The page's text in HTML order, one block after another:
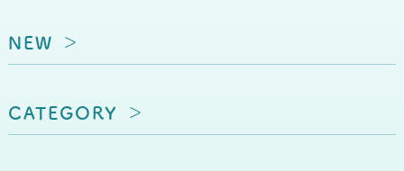
NEW
CATEGORY